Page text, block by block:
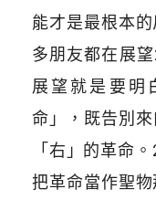
能才是最根本
多朋友都在展
展望就是要明
命」，既告別
「右」的革命
把革命當作聖